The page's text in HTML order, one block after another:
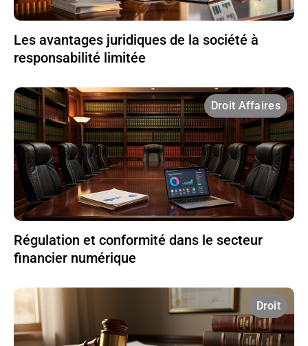
Les avantages juridiques de la société à
responsabilité limitée
Droit Affaires
Régulation et conformité dans le secteur
financier numérique
Droit